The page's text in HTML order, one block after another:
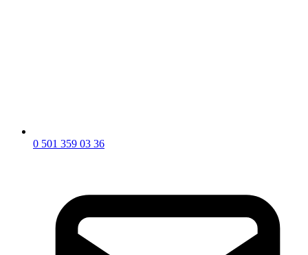
0 501 359 03 36